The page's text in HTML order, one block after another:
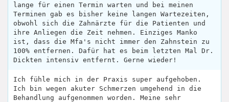
lange für einen Termin warten und bei meinen
Terminen gab es bisher keine langen Wartezeiten,
obwohl sich die Zahnärzte für die Patienten und
ihre Anliegen die Zeit nehmen. Einziges Manko
ist, dass die Mfa's nicht immer den Zahnstein zu
100% entfernen. Dafür hat es beim letzten Mal Dr.
Dickten intensiv entfernt. Gerne wieder!
Ich fühle mich in der Praxis super aufgehoben.
Ich bin wegen akuter Schmerzen umgehend in die
Behandlung aufgenommen worden. Meine sehr